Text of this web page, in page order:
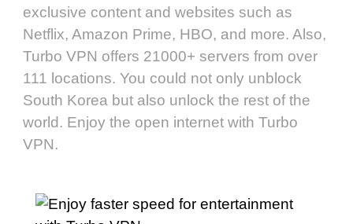
exclusive content and websites such as
Netflix, Amazon Prime, HBO, and more. Also,
Turbo VPN offers 21000+ servers from over
111 locations. You could not only unblock
South Korea but also unlock the rest of the
world. Enjoy the open internet with Turbo
VPN.